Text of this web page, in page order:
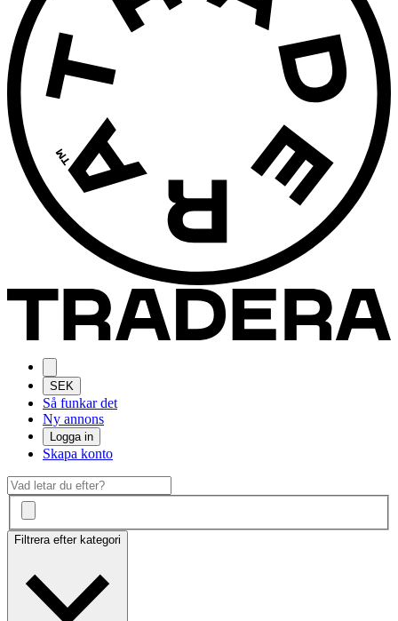
SEK
Så funkar det
Ny annons
Logga in
Skapa konto
Filtrera efter kategori